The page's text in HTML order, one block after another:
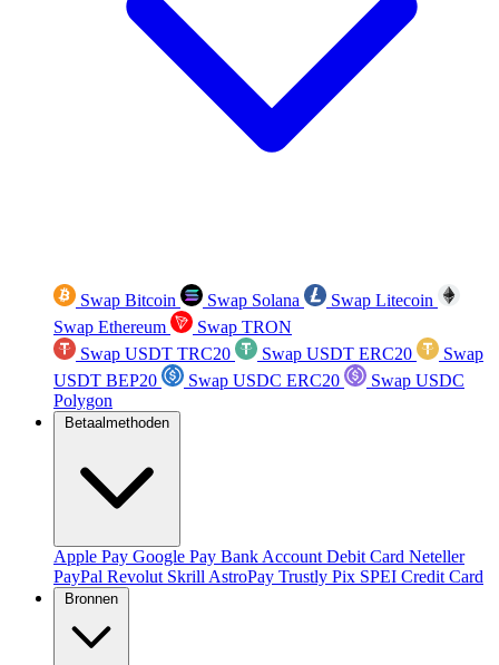
Swap Bitcoin Swap Solana
Swap Litecoin
Swap Ethereum
Swap TRON
Swap USDT TRC20
Swap USDT ERC20
Swap
USDT BEP20
Swap USDC ERC20
Swap USDC
Polygon
Betaalmethoden
Apple Pay Google Pay Bank Account Debit Card Neteller
PayPal Revolut Skrill AstroPay Trustly Pix SPEI Credit Card
Bronnen